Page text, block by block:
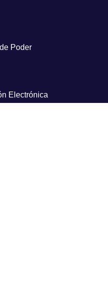
Poder
Electrónica